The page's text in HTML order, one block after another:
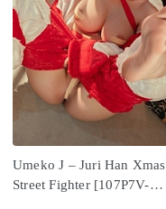
Umeko J – Juri Han Xmas
Street Fighter [107P7V-